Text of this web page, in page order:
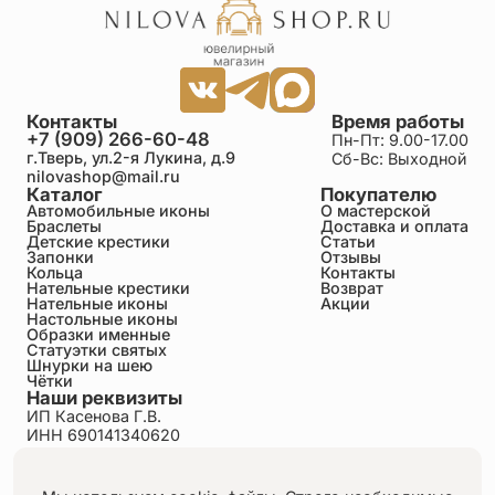
что путь христианина начинается у Креста,
продолжается в церковной жизни и раскрывается в
соединении со Христом через Таинство Евхаристии.
Каталог
Автомобильные иконы
Браслеты
Детские крестики
Запонки
Кольца
Нательные крестики
Нательные иконы
Настольные иконы
Образки именные
Статуэтки святых
Шнурки на шею
Чётки
Покупателю
О мастерской
Доставка и оплата
Статьи
Отзывы
Контакты
Возврат
Акции
Время работы
Пн-Пт: 9.00-17.00
Сб-Вс: Выходной
Контакты
+7 (909) 266-60-48
г.Тверь, ул.2-я Лукина, д.9
nilovashop@mail.ru
Наши реквизиты
ИП Касенова Г.В.
ИНН 690141340620
Пользовательское соглашение